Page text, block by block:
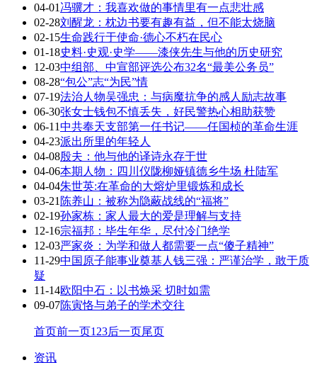
04-01 冯骥才：我喜欢做的事情里有一点悲壮感
02-28刘醒龙：枕边书要有趣有益，但不能太烧脑
02-15生命践行于使命·德心不朽在民心
01-18史料·史观·史学——漆侠先生与他的历史研究
12-03中组部、中宣部评选公布32名“最美公务员”
08-28“包公”志“为民”情
07-19法治人物吴强忠：与病魔抗争的感人励志故事
06-30张女士钱包不慎丢失，好民警热心相助获赞
06-11中共奉天支部第一任书记——任国桢的革命生涯
04-23派出所里的年轻人
04-08殷夫：他与他的译诗永存于世
04-06本期人物：四川仪陇柳娅镇德乡牛场 杜陆军
04-04朱世英:在革命的大熔炉里锻炼和成长
03-21 陈养山：被称为隐蔽战线的“福将”
02-19孙家栋：家人最大的爱是理解与支持
12-16宗福邦：毕生年华，尽付冷门绝学
12-03严家炎：为学和做人都需要一点“傻子精神”
11-29中国原子能事业奠基人钱三强：严谨治学，敢于质
疑
11-14欧阳中石：以书焕采 切时如需
09-07陈寅恪与弟子的学术交往
首页前一页1 23后一页尾页
资讯